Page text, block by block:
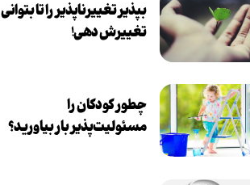
بپذير تغييرناپذير را تا بتواني
تغييرش دهي!‏
چطور کودکان را
مسئولیت‌پذیر بار بیاورید؟